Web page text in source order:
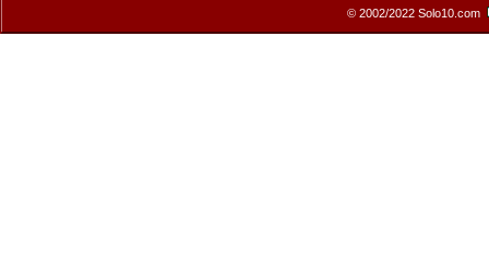
© 2002/2022 Solo10.com